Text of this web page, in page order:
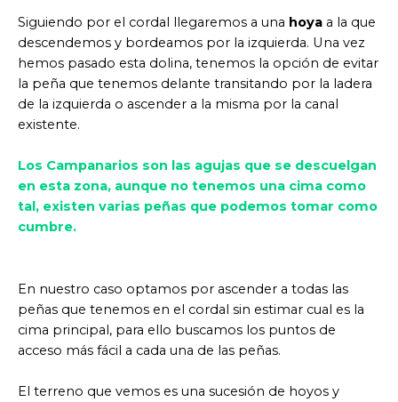
Siguiendo por el cordal llegaremos a una hoya a la que
descendemos y bordeamos por la izquierda. Una vez
hemos pasado esta dolina, tenemos la opción de evitar
la peña que tenemos delante transitando por la ladera
de la izquierda o ascender a la misma por la canal
existente.
Los Campanarios son las agujas que se descuelgan
en esta zona, aunque no tenemos una cima como
tal, existen varias peñas que podemos tomar como
cumbre.
En nuestro caso optamos por ascender a todas las
peñas que tenemos en el cordal sin estimar cual es la
cima principal, para ello buscamos los puntos de
acceso más fácil a cada una de las peñas.
El terreno que vemos es una sucesión de hoyos y